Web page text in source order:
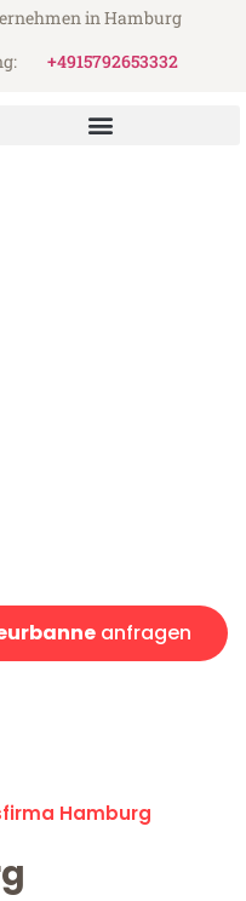
in Hamburg
+4915792653332
anfragen
Hamburg